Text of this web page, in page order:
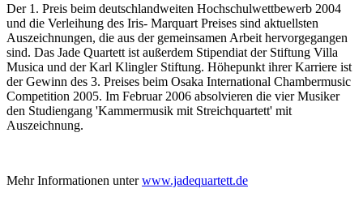
Der 1. Preis beim deutschlandweiten Hochschulwettbewerb 2004
und die Verleihung des Iris- Marquart Preises sind aktuellsten
Auszeichnungen, die aus der gemeinsamen Arbeit hervorgegangen
sind. Das Jade Quartett ist außerdem Stipendiat der Stiftung Villa
Musica und der Karl Klingler Stiftung. Höhepunkt ihrer Karriere ist
der Gewinn des 3. Preises beim Osaka International Chambermusic
Competition 2005. Im Februar 2006 absolvieren die vier Musiker
den Studiengang 'Kammermusik mit Streichquartett' mit
Auszeichnung.
Mehr Informationen unterwww.jadequartett.de